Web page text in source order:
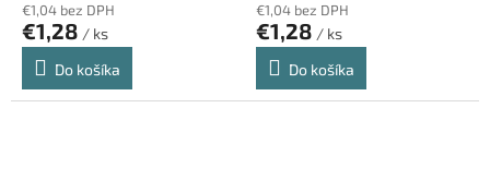
€1,04 bez DPH
€1,28 / ks
Do košíka
€1,04 bez DPH
€1,28 / ks
Do košíka